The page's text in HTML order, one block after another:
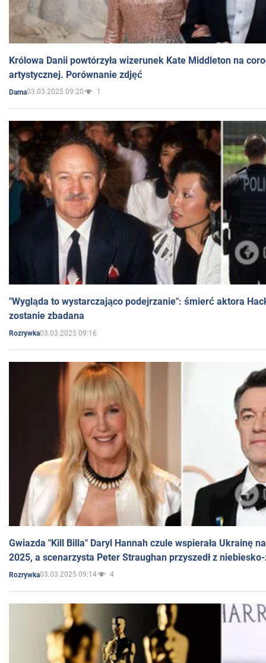
Królowa Danii powtórzyła wizerunek Kate Middleton na
artystycznej. Porównanie zdjęć
Dama03.03.2025 09:20 1
"Wygląda to wystarczająco podejrzanie": śmierć aktora
zostanie zbadana
Rozrywka03.03.2025 09:16
Gwiazda "Kill Billa" Daryl Hannah czule wspierała Ukrainę
2025, a scenarzysta Peter Straughan przyszedł z
Rozrywka03.03.2025 09:14 4